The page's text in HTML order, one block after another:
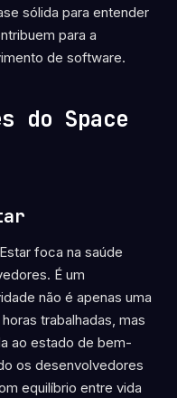
sólida para entender
para a
de software.
do Space
foca na saúde
É um
não é apenas uma
trabalhadas, mas
ao estado de bem-
os desenvolvedores
equilíbrio entre vida